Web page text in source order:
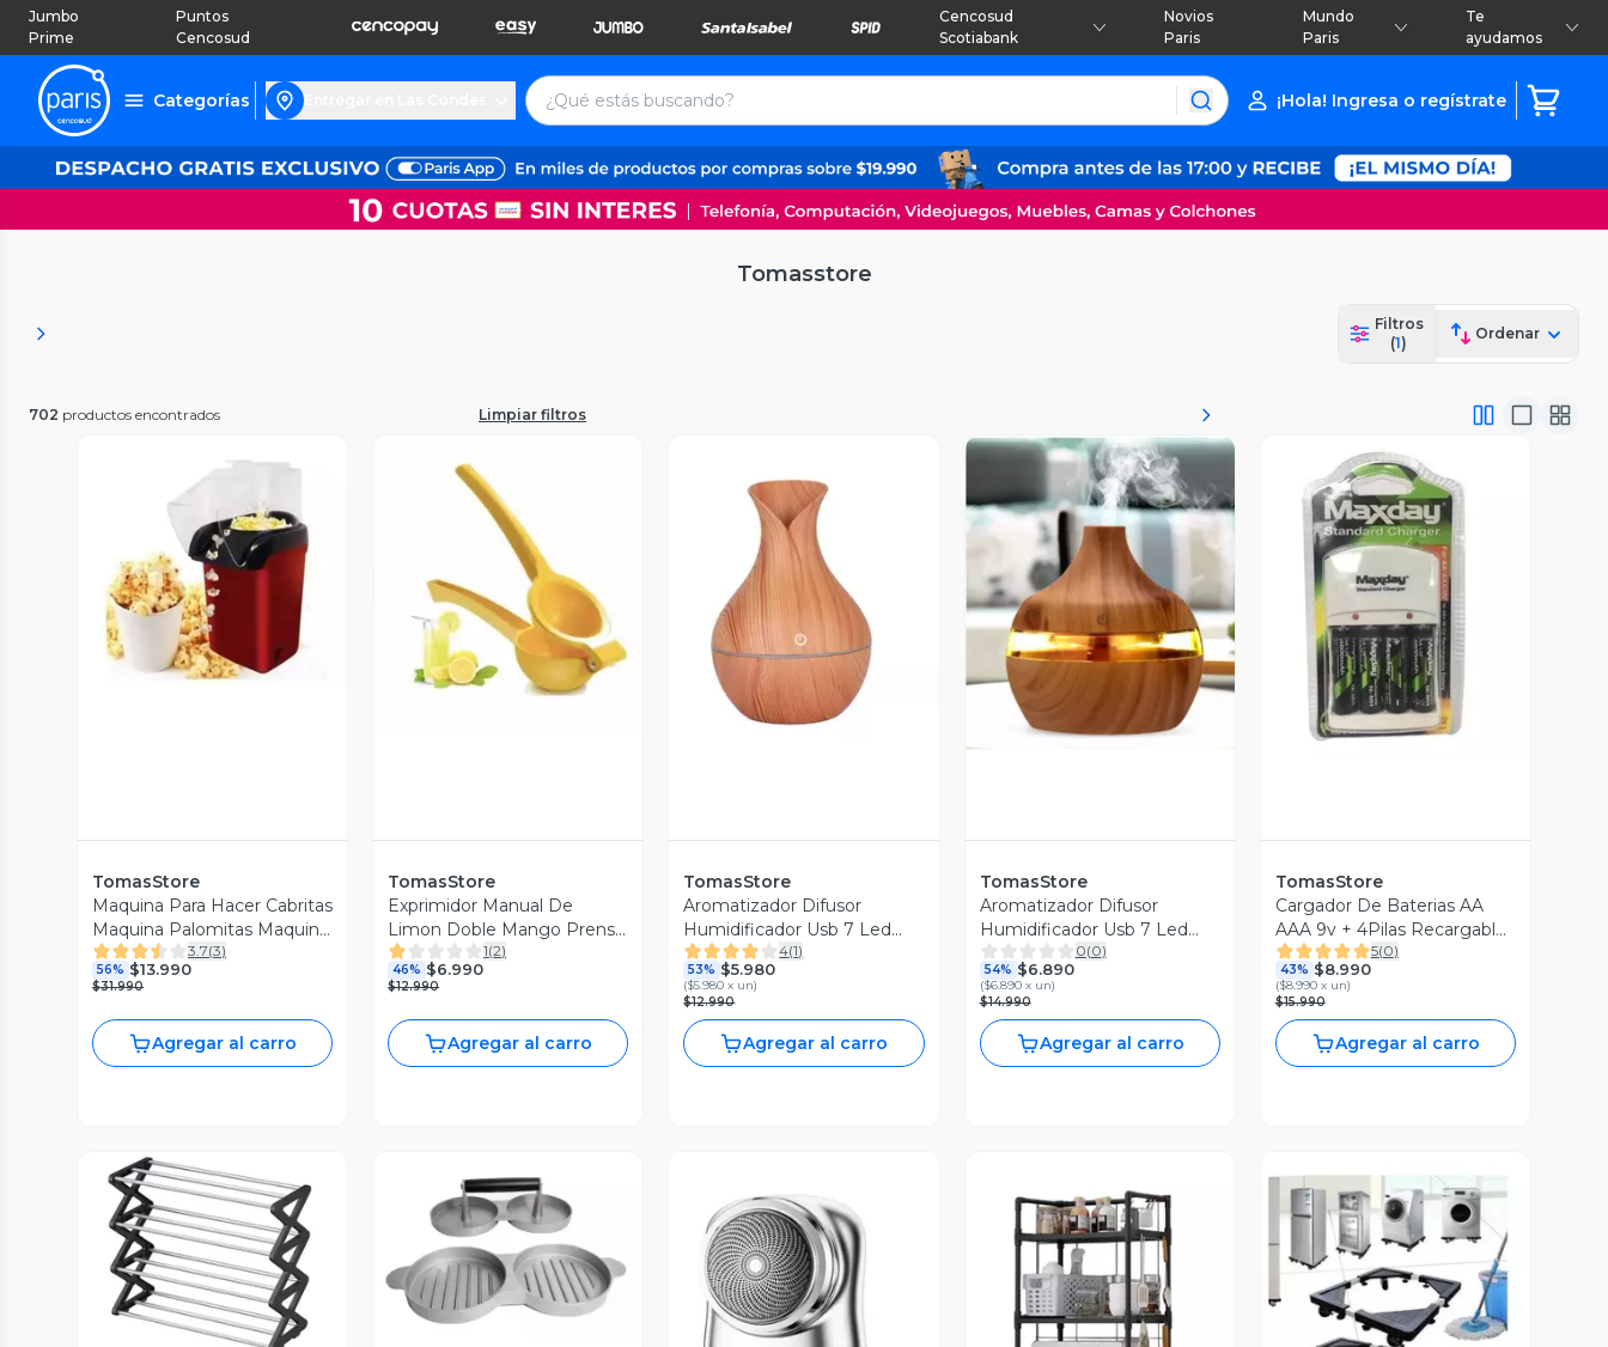
Jumbo
Prime
Puntos
Cencosud
Cencosud
Scotiabank
Novios
Paris
Mundo
Paris
Te
ayudamos
Categorías ¡Hola! Ingresa o regístrate
Tomasstore
Filtros
(1)
Ordenar
702 productos encontrados Limpiar filtros
Vista Previa
TomasStore
Maquina Para Hacer Cabritas
Maquina Palomitas Maquina
Popcorn
3.7(3)
56% $13.990
$31.990
Agregar al carro
Vista Previa
TomasStore
Exprimidor Manual De
Limon Doble Mango Prensa
Meta
1(2)
46% $6.990
$12.990
Agregar al carro
Vista Previa
TomasStore
Aromatizador Difusor
Humidificador Usb 7 Led
Café
4(1)
53% $5.980
($5.980 x un)
$12.990
Agregar al carro
Vista Previa
TomasStore
Aromatizador Difusor
Humidificador Usb 7 Led
Café
0(0)
54% $6.890
($6.890 x un)
$14.990
Agregar al carro
Vista Previa
TomasStore
Cargador De Baterias AA
AAA 9v + 4Pilas Recargable
AA
5(0)
43% $8.990
($8.990 x un)
$15.990
Agregar al carro
Vista Previa Vista Previa
Vista Previa
Vista Previa